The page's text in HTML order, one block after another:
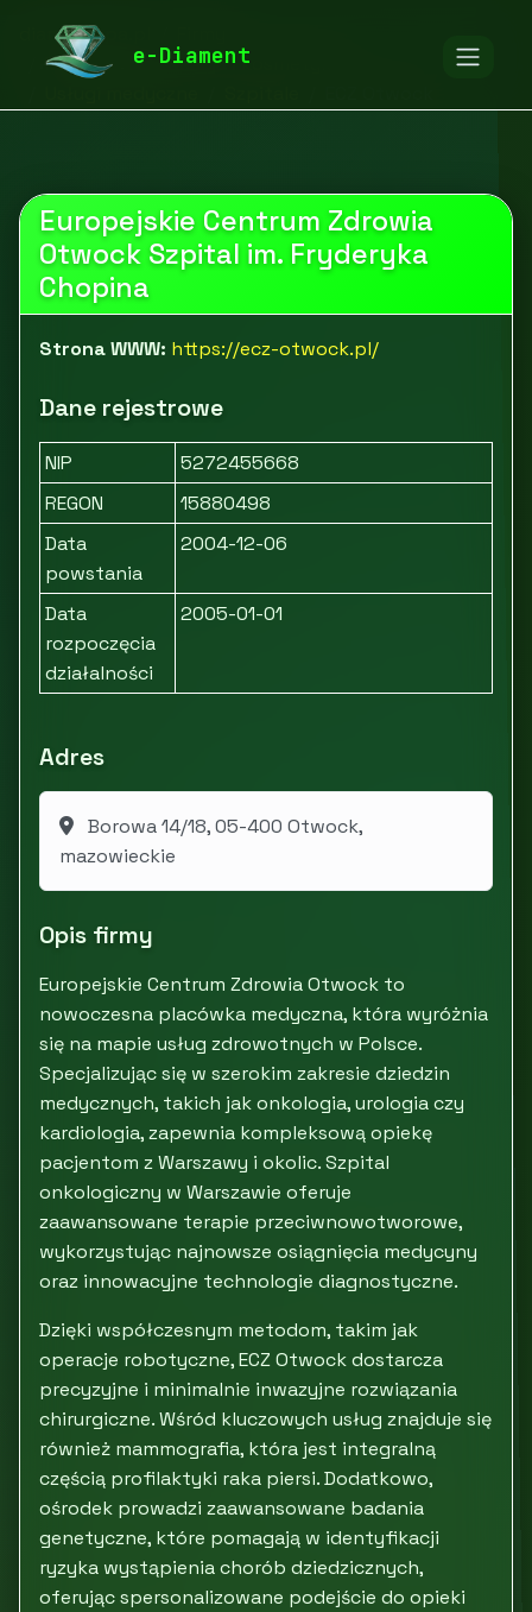
e-Diament
diamentspa.pl
Medycyna, farmacja i kosmetyki
Europejskie Centrum Zdrowia
Otwock Szpital im. Fryderyka
Chopina
Strona WWW: https://ecz-otwock.pl/
Dane rejestrowe
NIP
5272455668
REGON
15880498
Data
powstania
2004-12-06
Data
rozpoczęcia
działalności
2005-01-01
Adres
Borowa 14/18, 05-400 Otwock,
mazowieckie
Opis firmy
Europejskie Centrum Zdrowia Otwock to
nowoczesna placówka medyczna, która wyróżnia
się na mapie usług zdrowotnych w Polsce.
Specjalizując się w szerokim zakresie dziedzin
medycznych, takich jak onkologia, urologia czy
kardiologia, zapewnia kompleksową opiekę
pacjentom z Warszawy i okolic. Szpital
onkologiczny w Warszawie oferuje
zaawansowane terapie przeciwnowotworowe,
wykorzystując najnowsze osiągnięcia medycyny
oraz innowacyjne technologie diagnostyczne.
Dzięki współczesnym metodom, takim jak
operacje robotyczne, ECZ Otwock dostarcza
precyzyjne i minimalnie inwazyjne rozwiązania
chirurgiczne. Wśród kluczowych usług znajduje się
również mammografia, która jest integralną
częścią profilaktyki raka piersi. Dodatkowo,
ośrodek prowadzi zaawansowane badania
genetyczne, które pomagają w identyfikacji
ryzyka wystąpienia chorób dziedzicznych,
oferując spersonalizowane podejście do opieki